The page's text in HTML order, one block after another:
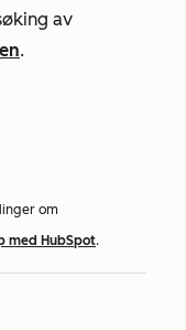
av
.
om
med HubSpot.